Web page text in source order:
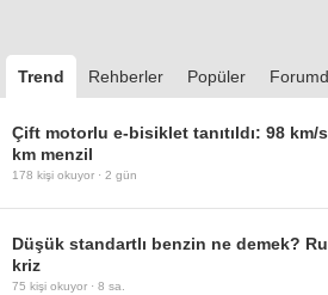
Trend Rehberler Popüler
Çift motorlu e-bisiklet tanıtıldı: 98 km/
km menzil
178 kişi okuyor · 2 gün
Düşük standartlı benzin ne demek?
kriz
75 kişi okuyor · 8 sa.